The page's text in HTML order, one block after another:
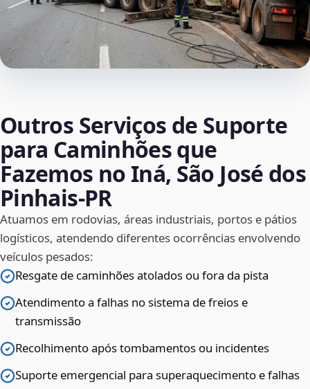
Outros Serviços de Suporte
para Caminhões que
Fazemos no Iná, São José dos
Pinhais‑PR
Atuamos em rodovias, áreas industriais, portos e pátios
logísticos, atendendo diferentes ocorrências envolvendo
veículos pesados:
Resgate de caminhões atolados ou fora da pista
Atendimento a falhas no sistema de freios e
transmissão
Recolhimento após tombamentos ou incidentes
Suporte emergencial para superaquecimento e falhas